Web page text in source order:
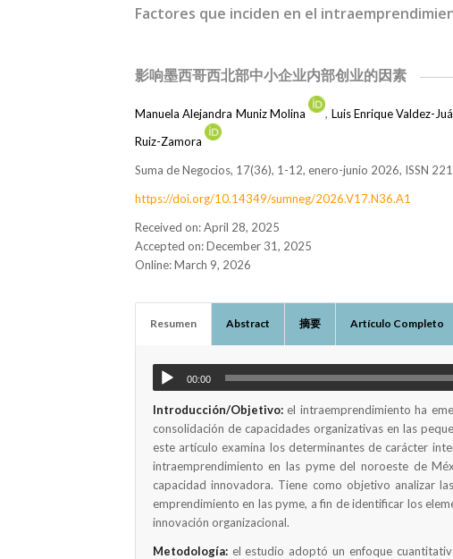
Factores que inciden en el
影响墨西哥西北部中小企业内部创业的因素
Manuela Alejandra Muniz Molina , Luis Enrique Valdez-
Ruiz-Zamora
Suma de Negocios, 17(36), 1-12, enero-junio 2026, ISSN
https://doi.org/10.14349/sumneg/2026.V17.N36.A1
Received on: April 28, 2025
Accepted on: December 31, 2025
Online: March 9, 2026
Resumen Abstract 摘要 Artículo Completo
00:00
Introducción/Objetivo:el intraemprendimiento ha
consolidación de capacidades organizativas en las
este artículo examina los determinantes de carácter
intraemprendimiento en las pyme del noroeste de
capacidad innovadora. Tiene como objetivo analizar
emprendimiento en las pyme, a fin de identificar los
innovación organizacional.
Metodología:el estudio adoptó un enfoque